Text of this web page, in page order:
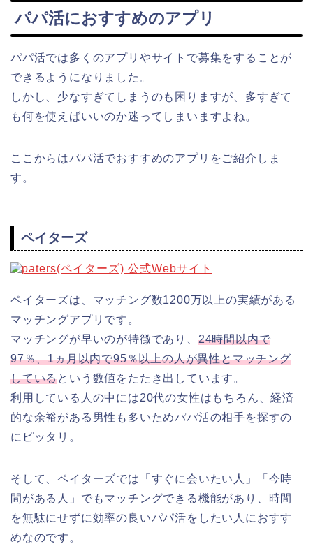
パパ活におすすめのアプリ
パパ活では多くのアプリやサイトで募集をすることが
できるようになりました。
しかし、少なすぎてしまうのも困りますが、多すぎて
も何を使えばいいのか迷ってしまいますよね。
ここからはパパ活でおすすめのアプリをご紹介しま
す。
ペイターズ
ペイターズは、マッチング数1200万以上の実績がある
マッチングアプリです。
マッチングが早いのが特徴であり、 24時間以内で
97％、1ヵ月以内で95％以上の人が異性とマッチング
しているという数値をたたき出しています。
利用している人の中には20代の女性はもちろん、経済
的な余裕がある男性も多いためパパ活の相手を探すの
にピッタリ。
そして、ペイターズでは「すぐに会いたい人」「今時
間がある人」でもマッチングできる機能があり、時間
を無駄にせずに効率の良いパパ活をしたい人におすす
めなのです。